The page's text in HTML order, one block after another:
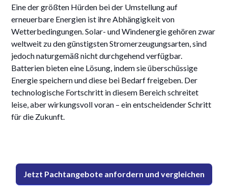
Eine der größten Hürden bei der Umstellung auf
erneuerbare Energien ist ihre Abhängigkeit von
Wetterbedingungen. Solar- und Windenergie gehören zwar
weltweit zu den günstigsten Stromerzeugungsarten, sind
jedoch naturgemäß nicht durchgehend verfügbar.
Batterien bieten eine Lösung, indem sie überschüssige
Energie speichern und diese bei Bedarf freigeben. Der
technologische Fortschritt in diesem Bereich schreitet
leise, aber wirkungsvoll voran – ein entscheidender Schritt
für die Zukunft.
Jetzt Pachtangebote anfordern und vergleichen